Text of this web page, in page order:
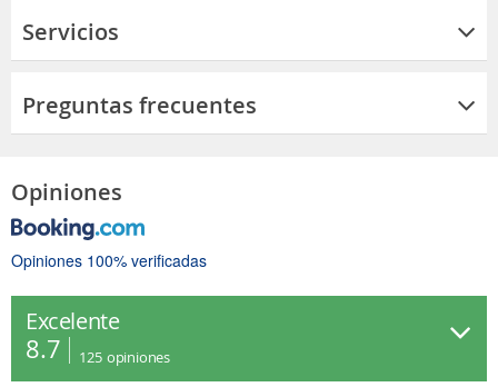
Servicios
Preguntas frecuentes
Opiniones
Opiniones 100% verificadas
Excelente
8.7 125 opiniones